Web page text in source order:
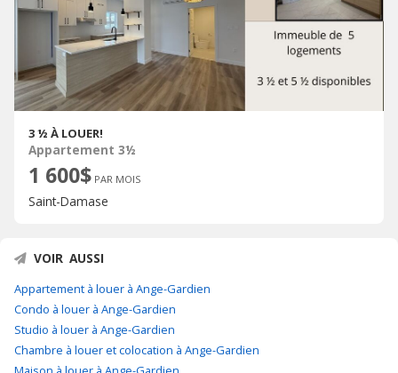
3 ½ À LOUER!
Appartement 3½
1 600$ PAR MOIS
Saint-Damase
VOIR AUSSI
Appartement à louer à Ange-Gardien
Condo à louer à Ange-Gardien
Studio à louer à Ange-Gardien
Chambre à louer et colocation à Ange-Gardien